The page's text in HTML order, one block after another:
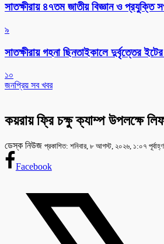
সাতক্ষীরায় ৪৭তম জাতীয় বিজ্ঞান ও প্রযুক্তি
৯
সাতক্ষীরায় গহনা ছিনতাইকালে দুর্বৃত্তের
১০
জনপ্রিয় সব খবর
কয়রায় ফ্রি চক্ষু ক্যাম্প উপলক্ষে
ডেস্ক নিউজ প্রকাশিত: শনিবার, ৮ আগস্ট, ২০২৬, ১:০৭ পূর্বাহ্ণ
Facebook